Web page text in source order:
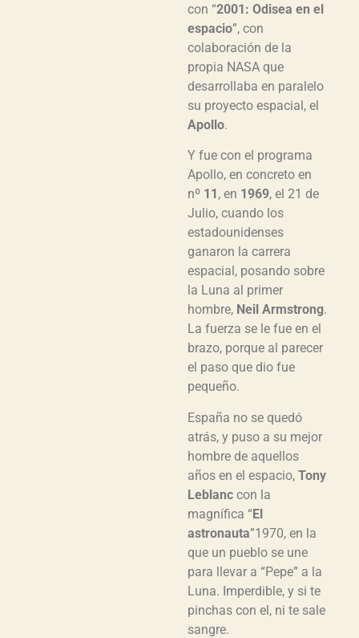
con “2001: Odisea en el
espacio”, con
colaboración de la
propia NASA que
desarrollaba en paralelo
su proyecto espacial, el
Apollo.
Y fue con el programa
Apollo, en concreto en
nº 11 , en 1969, el 21 de
Julio, cuando los
estadounidenses
ganaron la carrera
espacial, posando sobre
la Luna al primer
hombre, Neil Armstrong.
La fuerza se le fue en el
brazo, porque al parecer
el paso que dio fue
pequeño.
España no se quedó
atrás, y puso a su mejor
hombre de aquellos
años en el espacio, Tony
Leblanc con la
magnífica “El
astronauta”1970, en la
que un pueblo se une
para llevar a “Pepe” a la
Luna. Imperdible, y si te
pinchas con el, ni te sale
sangre.